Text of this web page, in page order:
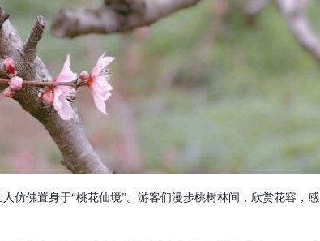
仿佛置身于“桃花仙境”。游客们漫步桃树林间，欣赏花容，感